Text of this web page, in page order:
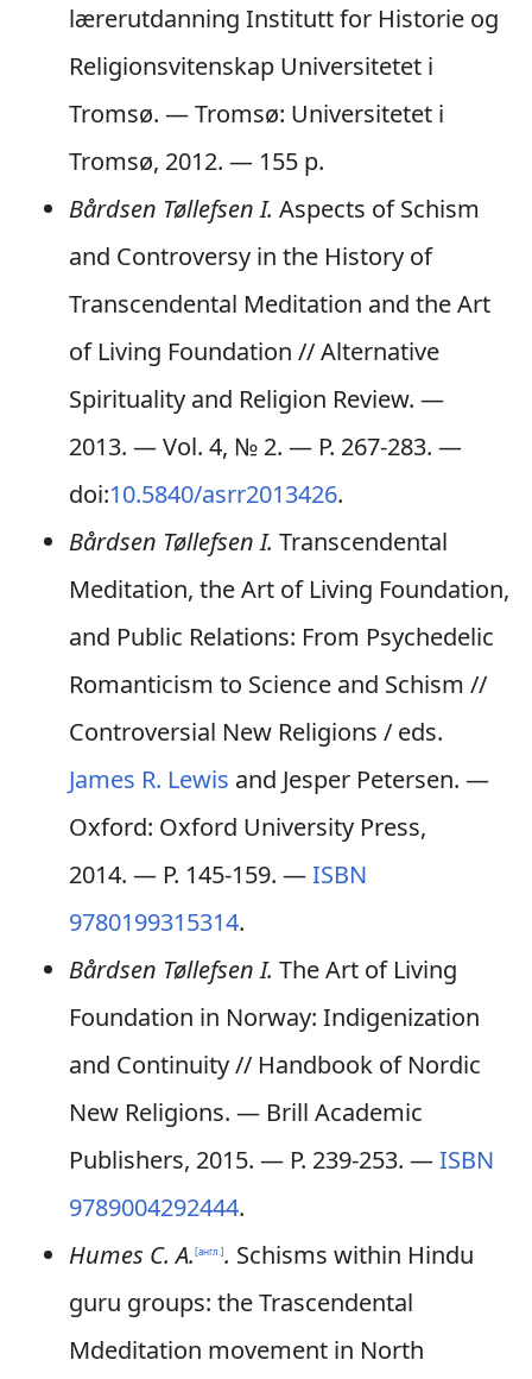
lærerutdanning Institutt for Historie og
Religionsvitenskap Universitetet i
Tromsø. — Tromsø: Universitetet i
Tromsø, 2012. — 155 p.
Bårdsen Tøllefsen I. Aspects of Schism
and Controversy in the History of
Transcendental Meditation and the Art
of Living Foundation // Alternative
Spirituality and Religion Review. —
2013. — Vol. 4, № 2. — P. 267-283. —
doi:10.5840/asrr2013426.
Bårdsen Tøllefsen I. Transcendental
Meditation, the Art of Living Foundation,
and Public Relations: From Psychedelic
Romanticism to Science and Schism //
Controversial New Religions / eds.
James R. Lewis and Jesper Petersen. —
Oxford: Oxford University Press,
2014. — P. 145-159. —ISBN
9780199315314.
Bårdsen Tøllefsen I. The Art of Living
Foundation in Norway: Indigenization
and Continuity// Handbook of Nordic
New Religions. — Brill Academic
Publishers, 2015. — P. 239-253. —ISBN
9789004292444.
Humes C. A.[англ.]. Schisms within Hindu
guru groups: the Trascendental
Mdeditation movement in North